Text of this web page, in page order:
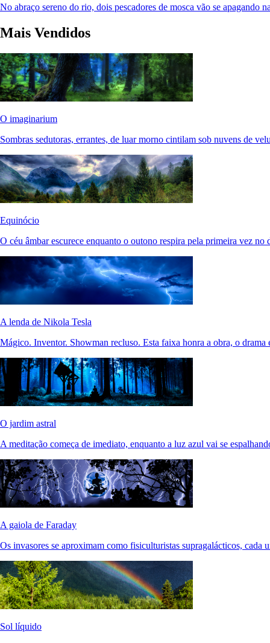
No abraço sereno do rio, dois pescadores de mosca vão se apagando
Mais Vendidos
O imaginarium
Sombras sedutoras, errantes, de luar morno cintilam sob nuvens de
Equinócio
O céu âmbar escurece enquanto o outono respira pela primeira vez no
A lenda de Nikola Tesla
Mágico. Inventor. Showman recluso. Esta faixa honra a obra, o drama
O jardim astral
A meditação começa de imediato, enquanto a luz azul vai se
A gaiola de Faraday
Os invasores se aproximam como fisiculturistas supragalácticos, cada
Sol líquido